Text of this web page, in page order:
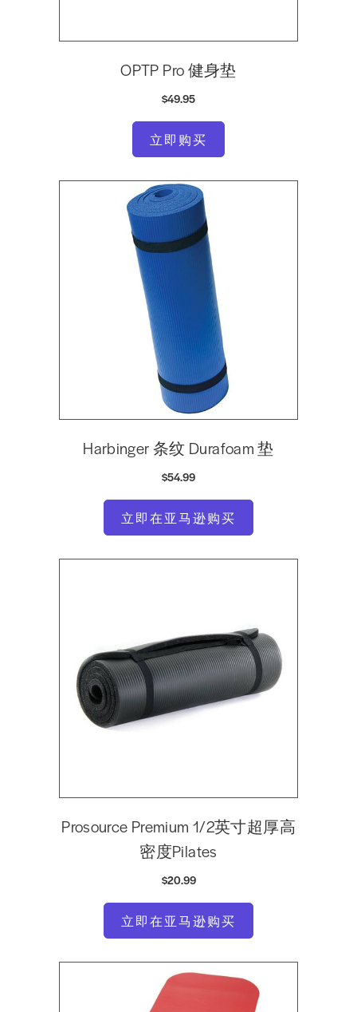
OPTP Pro 健身垫
$49.95
立即购买
Harbinger 条纹 Durafoam 垫
$54.99
立即在亚马逊购买
Prosource Premium 1/2英寸超厚高
密度Pilates
$20.99
立即在亚马逊购买